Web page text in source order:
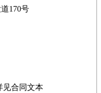
170号
见合同文本